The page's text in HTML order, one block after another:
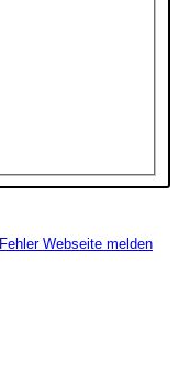
Fehler Webseite melden